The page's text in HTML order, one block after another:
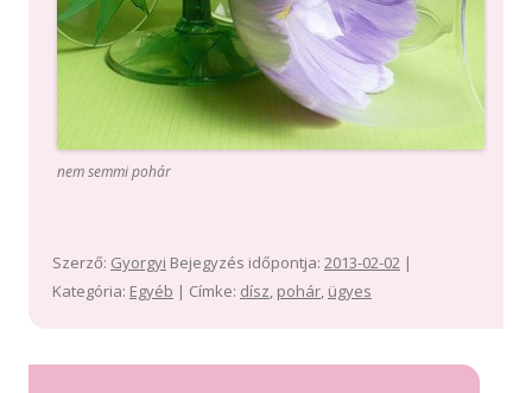
nem semmi pohár
Szerző: Gyorgyi Bejegyzés időpontja: 2013-02-02 |
Kategória: Egyéb | Címke: dísz, pohár, ügyes